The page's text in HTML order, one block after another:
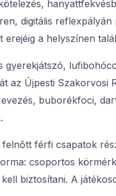
digitális
erejéig a helyszínen
gyerekjátszó,
az Újpesti Szakorvosi
buborékfoci,
férfi csapatok
csoportos
biztosítani. A